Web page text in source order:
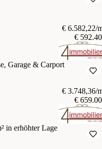
€ 6.582,22/
€
Garage & Carport
€ 3.748,36/
€
in erhöhter Lage